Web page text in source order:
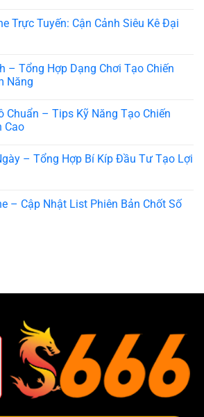
Trực Tuyến: Cận Cảnh Siêu Kê Đại
– Tổng Hợp Dạng Chơi Tạo Chiến
Năng
Chuẩn – Tips Kỹ Năng Tạo Chiến
Cao
– Tổng Hợp Bí Kíp Đầu Tư Tạo Lợi
– Cập Nhật List Phiên Bản Chốt Số